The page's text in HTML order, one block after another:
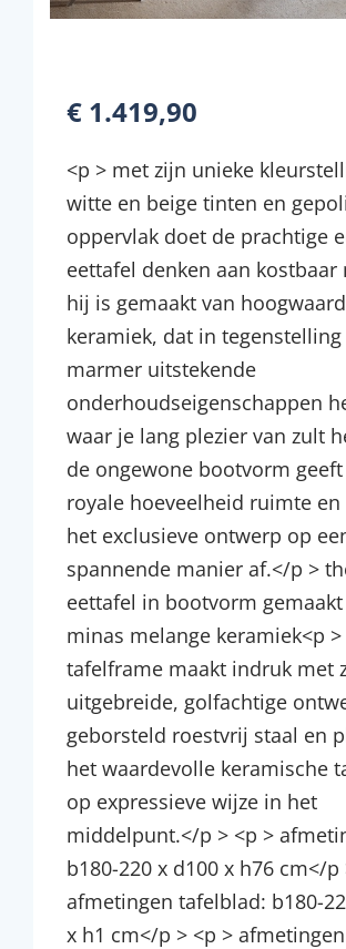
€ 1.419,90
<p > met zijn unieke
witte en beige tinten en
oppervlak doet de prachtige
eettafel denken aan kostbaar
hij is gemaakt van
keramiek, dat in
marmer uitstekende
onderhoudseigenschappen
waar je lang plezier van zult
de ongewone bootvorm
royale hoeveelheid ruimte
het exclusieve ontwerp op
spannende manier af.</p >
eettafel in bootvorm gemaakt
minas melange keramiek<p
tafelframe maakt indruk met
uitgebreide, golfachtige
geborsteld roestvrij staal en
het waardevolle keramische
op expressieve wijze in het
middelpunt.</p > <p >
b180-220 x d100 x h76 cm</p
afmetingen tafelblad: b180-
x h1 cm</p > <p >